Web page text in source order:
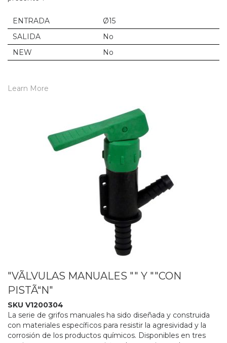
ENTRADA
Ø15
SALIDA
No
NEW
No
Learn More
"VÃLVULAS MANUALES "" Y ""CON
PISTÃ“N"
SKU V1200304
La serie de grifos manuales ha sido diseñada y construida
con materiales específicos para resistir la agresividad y la
corrosión de los productos químicos. Disponibles en tres